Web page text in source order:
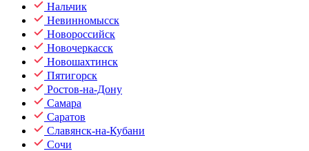
Нальчик
Невинномысск
Новороссийск
Новочеркасск
Новошахтинск
Пятигорск
Ростов-на-Дону
Самара
Саратов
Славянск-на-Кубани
Сочи